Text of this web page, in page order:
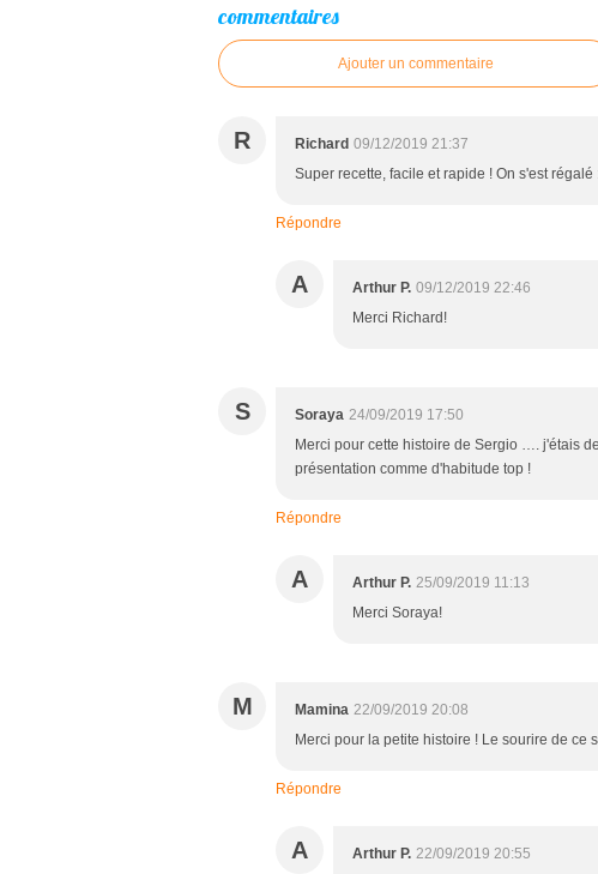
commentaires
Ajouter un commentaire
R Richard 09/12/2019 21:37
Super recette, facile et rapide ! On s'est régalé
Répondre
A Arthur P. 09/12/2019 22:46
Merci Richard!
S Soraya 24/09/2019 17:50
Merci pour cette histoire de Sergio …. j'étais
présentation comme d'habitude top !
Répondre
A Arthur P. 25/09/2019 11:13
Merci Soraya!
M Mamina 22/09/2019 20:08
Merci pour la petite histoire ! Le sourire de ce
Répondre
A Arthur P. 22/09/2019 20:55